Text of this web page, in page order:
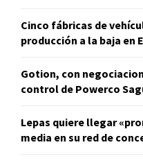
Cinco fábricas de
producción a la baja en
Gotion, con
control de Powerco
Lepas quiere llegar
media en su red de